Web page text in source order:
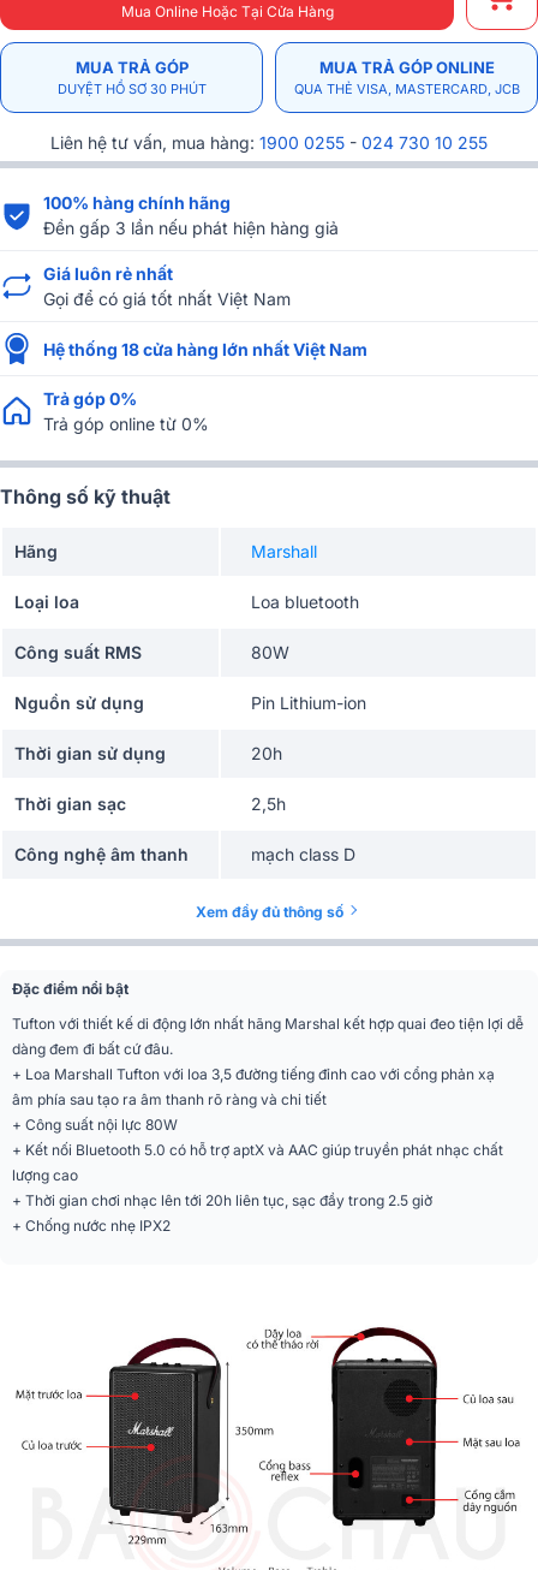
Mua Online Hoặc Tại Cửa Hàng
MUA TRẢ GÓP
DUYỆT HỒ SƠ 30 PHÚT
MUA TRẢ GÓP ONLINE
QUA THẺ VISA, MASTERCARD, JCB
Liên hệ tư vấn, mua hàng: 1900 0255 - 024 730 10 255
100% hàng chính hãng
Đền gấp 3 lần nếu phát hiện hàng giả
Giá luôn rẻ nhất
Gọi để có giá tốt nhất Việt Nam
Hệ thống 18 cửa hàng lớn nhất Việt Nam
Trả góp 0%
Trả góp online từ 0%
Thông số kỹ thuật
Hãng Marshall
Loại loa Loa bluetooth
Công suất RMS 80W
Nguồn sử dụng Pin Lithium-ion
Thời gian sử dụng 20h
Thời gian sạc 2,5h
Công nghệ âm thanh mạch class D
nút bấm - vặn cơ học
Ứng dụng mở rộng
Tiện ích có quai xách
Chống nước IPX2
Kết nối Bluetooth 5.0
Nhựa cao cấp
2019
Hệ thống củ loa
Loa bass 100mm, loa toàn dải 2 x
50mm, tweeter 20mm
Xem đầy đủ thông số
Đặc điểm nổi bật
Tufton với thiết kế di động lớn nhất hãng Marshal kết hợp quai đeo tiện lợi dễ
dàng đem đi bất cứ đâu.
+ Loa Marshall Tufton với loa 3,5 đường tiếng đỉnh cao với cổng phản xạ
âm phía sau tạo ra âm thanh rõ ràng và chi tiết
+ Công suất nội lực 80W
+ Kết nối Bluetooth 5.0 có hỗ trợ aptX và AAC giúp truyền phát nhạc chất
lượng cao
+ Thời gian chơi nhạc lên tới 20h liên tục, sạc đầy trong 2.5 giờ
+ Chống nước nhẹ IPX2